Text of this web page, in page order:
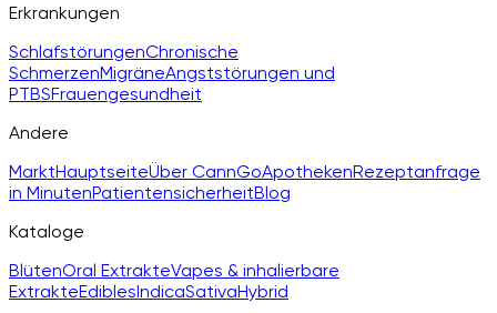
Erkrankungen
SchlafstörungenChronische
SchmerzenMigräneAngststörungen und
PTBSFrauengesundheit
Andere
MarktHauptseiteÜber CannGoApothekenRezeptanfrage
in MinutenPatientensicherheitBlog
Kataloge
BlütenOral ExtrakteVapes & inhalierbare
ExtrakteEdiblesIndicaSativaHybrid